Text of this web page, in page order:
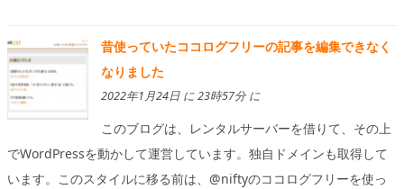
昔使っていたココログフリーの記事を編集できなく
なりました
2022年1月24日 に 23時57分 に
このブログは、レンタルサーバーを借りて、その上
でWordPressを動かして運営しています。独自ドメインも取得して
います。このスタイルに移る前は、@niftyのココログフリーを使っ